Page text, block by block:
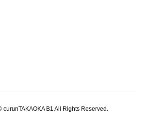
curunTAKAOKA B1 All Rights Reserved.